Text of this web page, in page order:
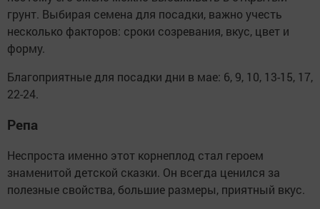
грунт. Выбирая семена для посадки, важно учесть
несколько факторов: сроки созревания, вкус, цвет и
форму.
Благоприятные для посадки дни в мае: 6, 9, 10, 13-15, 17,
22-24.
Репа
Неспроста именно этот корнеплод стал героем
знаменитой детской сказки. Он всегда ценился за
полезные свойства, большие размеры, приятный вкус.